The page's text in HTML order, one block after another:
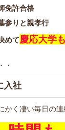
免許合格
参りと親孝行
めて慶応大学
・
入社
かく凄い毎日の連